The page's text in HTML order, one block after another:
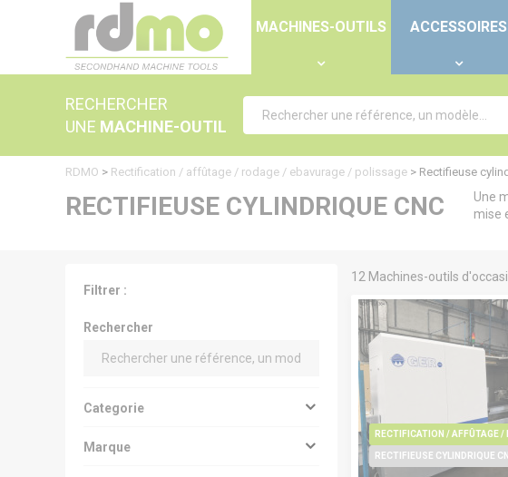
MACHINES-OUTILS ACCESSOIRES
RECHERCHER
UNE MACHINE-OUTIL
RDMO > Rectification / affûtage / rodage / ebavurage / polissage > Rectifieuse
RECTIFIEUSE CYLINDRIQUE CNC
Une
mise
Filtrer :
Rechercher
Categorie
Marque
12 Machines-outils
RECTIFIEUSE CYLINDRIQUE